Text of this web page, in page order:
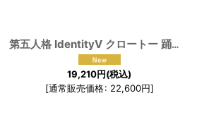
[191230] 第五人格 IdentityV クロートー 踊り子 マルガレータ・ツェレ コスプレ衣装
19,210円(税込)
[通常販売価格: 22,600円]